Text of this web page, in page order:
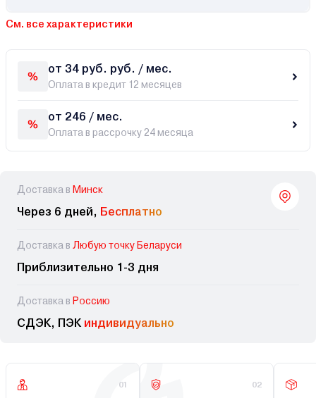
См. все характеристики
от 34 руб. руб. / мес.
Оплата в кредит 12 месяцев
от 246 / мес.
Оплата в рассрочку 24 месяца
Доставка в Минск
Через 6 дней, Бесплатно
Доставка в Любую точку Беларуси
Приблизительно 1-3 дня
Доставка в Россию
СДЭК, ПЭК индивидуально
01 02